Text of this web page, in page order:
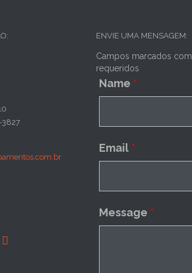
3827

ENVIE UMA MENSAGEM:
Campos marcados com
requeridos
Name *
Email *
Message *